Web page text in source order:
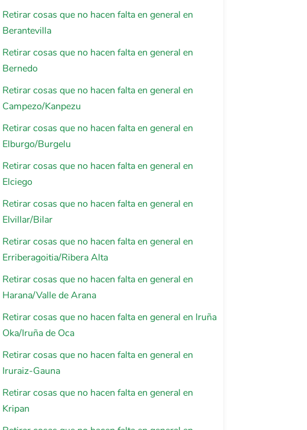
Retirar cosas que no hacen falta en general en
Berantevilla
Retirar cosas que no hacen falta en general en
Bernedo
Retirar cosas que no hacen falta en general en
Campezo/Kanpezu
Retirar cosas que no hacen falta en general en
Elburgo/Burgelu
Retirar cosas que no hacen falta en general en
Elciego
Retirar cosas que no hacen falta en general en
Elvillar/Bilar
Retirar cosas que no hacen falta en general en
Erriberagoitia/Ribera Alta
Retirar cosas que no hacen falta en general en
Harana/Valle de Arana
Retirar cosas que no hacen falta en general en Iruña
Oka/Iruña de Oca
Retirar cosas que no hacen falta en general en
Iruraiz-Gauna
Retirar cosas que no hacen falta en general en
Kripan